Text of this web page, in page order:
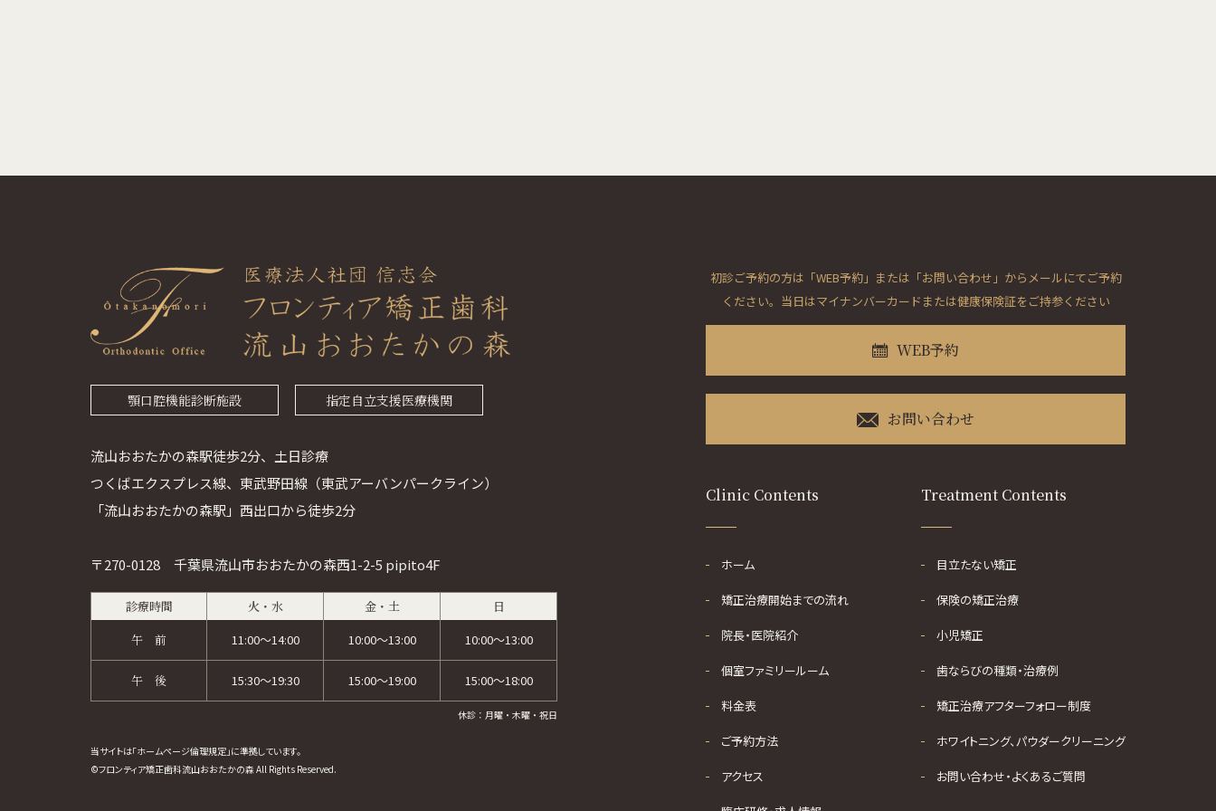
顎口腔機能診断施設 指定自立支援医療機関
流山おおたかの森駅徒歩2分、土日診療
つくばエクスプレス線、東武野田線（東武アーバンパークライン）
「流山おおたかの森駅」西出口から徒歩2分
〒270-0128 千葉県流山市おおたかの森西1-2-5 pipito4F
診療時間 火・水 金・土
日
午 前
11:00～14:00 10:00～13:00 10:00～13:00
午 後 15:30～19:30 15:00～19:00 15:00～18:00
休診：月曜・木曜・祝日
当サイトは「ホームページ倫理規定」に準拠しています。
©フロンティア矯正歯科流山おおたかの森 All Rights Reserved.
初診ご予約の方は「WEB予約」または「お問い合わせ」からメールにてご予約
ください。当日はマイナンバーカードまたは健康保険証をご持参ください
WEB予約
お問い合わせ
Clinic Contents
ホーム
矯正治療開始までの流れ
院長・医院紹介
個室ファミリールーム
料金表
ご予約方法
アクセス
Treatment Contents
目立たない矯正
保険の矯正治療
小児矯正
歯ならびの種類・治療例
矯正治療アフターフォロー制度
ホワイトニング、パウダークリーニング
お問い合わせ・よくあるご質問